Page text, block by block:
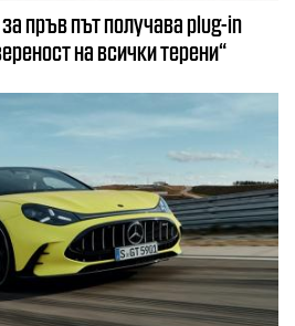
пръв път получава plug-in
на всички терени“